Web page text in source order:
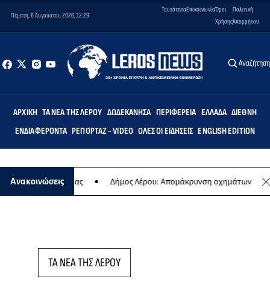
Πέμπτη, 6 Αυγούστου 2026, 12:29
ΤαυτότηταΕπικοινωνίαΌροι
Χρήσης
Πολιτική
Απορρήτου
Αναζήτηση
ΑΡΧΙΚΉ ΤΑ ΝΈΑ ΤΗΣ ΛΈΡΟΥ ΔΩΔΕΚΆΝΗΣΑ ΠΕΡΙΦΈΡΕΙΑ ΕΛΛΆΔΑ ΔΙΕΘΝΉ
ΕΝΔΙΑΦΈΡΟΝΤΑ ΡΕΠΟΡΤΆΖ - VIDEO ΌΛΕΣ ΟΙ ΕΙΔΉΣΕΙΣ ENGLISH EDITION
Ανακοινώσεις
συναυλίας Δήμος Λέρου: Απομάκρυνση οχημάτων και σκαφών
ΤΑ ΝΕΑ ΤΗΣ ΛΕΡΟΥ